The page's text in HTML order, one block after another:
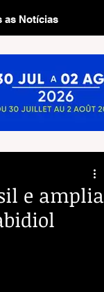
as Notícias
e amplia